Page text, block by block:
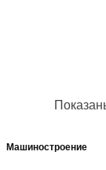
Машиностроение